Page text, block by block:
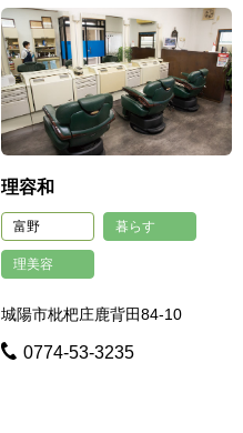
理容和
富野 暮らす
理美容
城陽市枇杷庄鹿背田84-10
0774-53-3235